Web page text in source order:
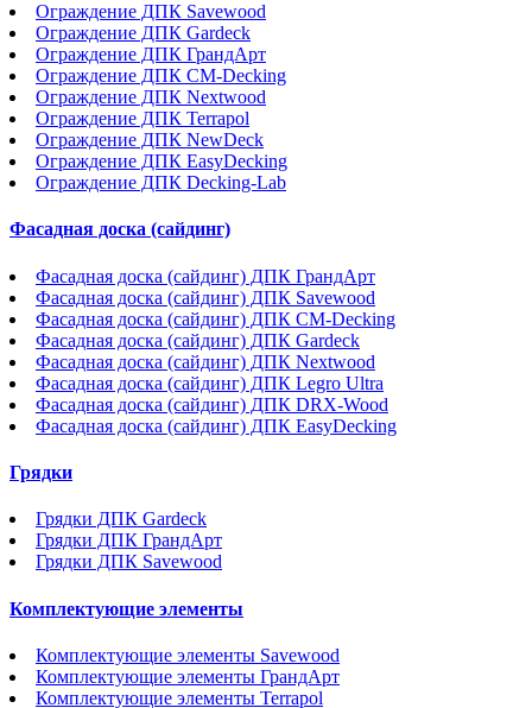
Ограждение ДПК Savewood
Ограждение ДПК Gardeck
Ограждение ДПК ГрандАрт
Ограждение ДПК CM-Decking
Ограждение ДПК Nextwood
Ограждение ДПК Terrapol
Ограждение ДПК NewDeck
Ограждение ДПК EasyDecking
Ограждение ДПК Decking-Lab
Фасадная доска (сайдинг)
Фасадная доска (сайдинг) ДПК ГрандАрт
Фасадная доска (сайдинг) ДПК Savewood
Фасадная доска (сайдинг) ДПК CM-Decking
Фасадная доска (сайдинг) ДПК Gardeck
Фасадная доска (сайдинг) ДПК Nextwood
Фасадная доска (сайдинг) ДПК Legro Ultra
Фасадная доска (сайдинг) ДПК DRX-Wood
Фасадная доска (сайдинг) ДПК EasyDecking
Грядки
Грядки ДПК Gardeck
Грядки ДПК ГрандАрт
Грядки ДПК Savewood
Комплектующие элементы
Комплектующие элементы Savewood
Комплектующие элементы ГрандАрт
Комплектующие элементы Terrapol